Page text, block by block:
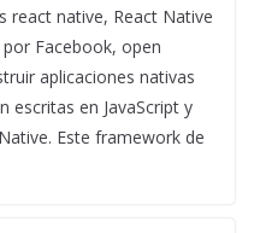
react native, React Native
Facebook, open
aplicaciones nativas
escritas en JavaScript y
Este framework de